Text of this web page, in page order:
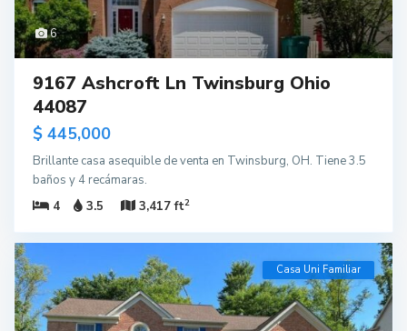
6
9167 Ashcroft Ln Twinsburg Ohio
44087
$ 445,000
Brillante casa asequible de venta en Twinsburg, OH. Tiene 3.5
baños y 4 recámaras.
4
3.5 3,417 ft2
Casa Uni Familiar